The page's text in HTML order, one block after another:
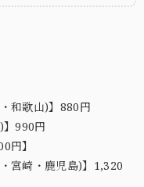
和歌山)】880円
】990円
円】
宮崎・鹿児島)】1,320